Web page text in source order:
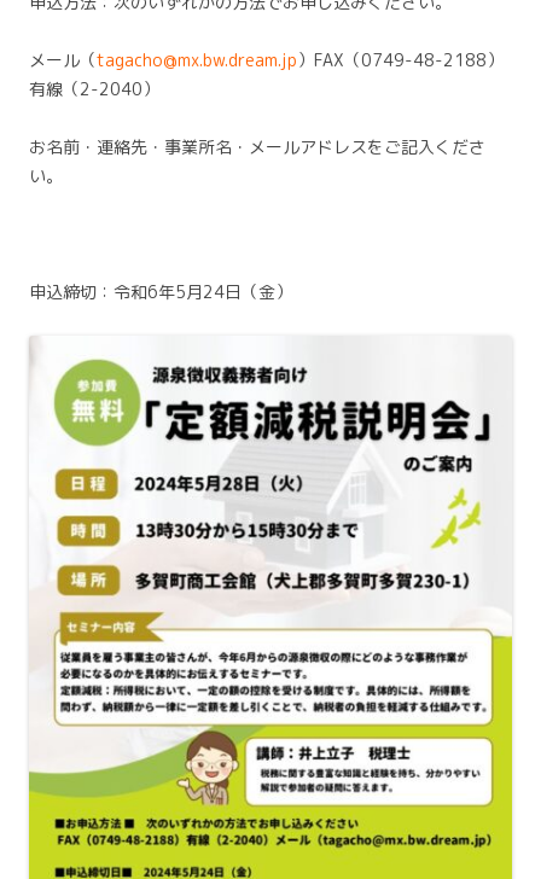
メール（tagacho@mx.bw.dream.jp） FAX（0749-48-2188）
有線（2-2040）
お名前・連絡先・事業所名・メールアドレスをご記入くださ
い。
申込締切：令和6年5月24日（金）